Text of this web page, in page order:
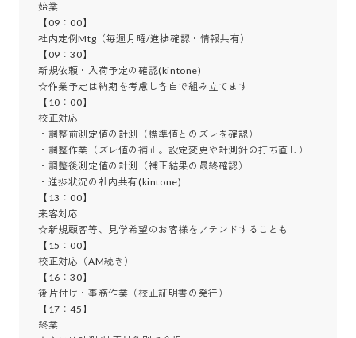
始業
【09：00】
社内定例Mtg（毎週月曜/進捗確認・情報共有）
【09：30】
新規依頼・入荷予定の確認(kintone)
☆作業予定は納期を考慮し各自で組み立てます
【10：00】
校正対応
・調整前測定値の計測（標準値とのズレを確認）
・調整作業（ズレ値の補正。設定変更や計測針の打ち直し）
・調整後測定値の計測（補正結果の最終確認）
・進捗状況の社内共有(kintone)
【13：00】
来客対応
☆新規顧客等、見学希望のお客様をアテンドすることも
【15：00】
校正対応（AM続き）
【16：30】
後片付け・事務作業（校正証明書の発行）
【17：45】
終業